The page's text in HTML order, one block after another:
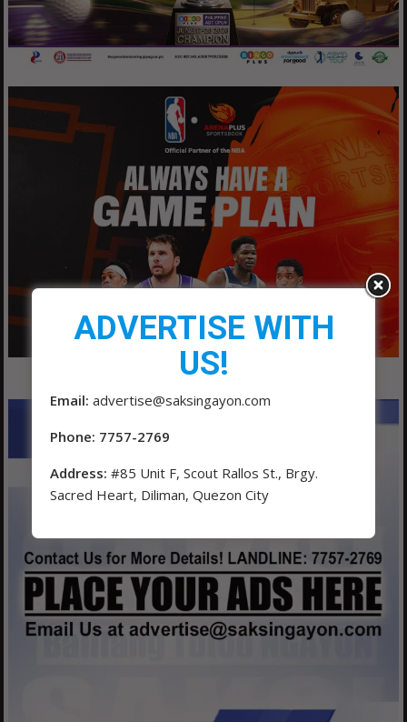
ADVERTISE WITH
US!
Email: advertise@saksingayon.com
Phone: 7757-2769
Address: #85 Unit F, Scout Rallos St., Brgy.
Sacred Heart, Diliman, Quezon City